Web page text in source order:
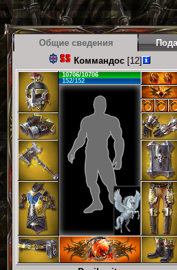
Общие сведения
Коммандос [12]
10706/10706
152/152